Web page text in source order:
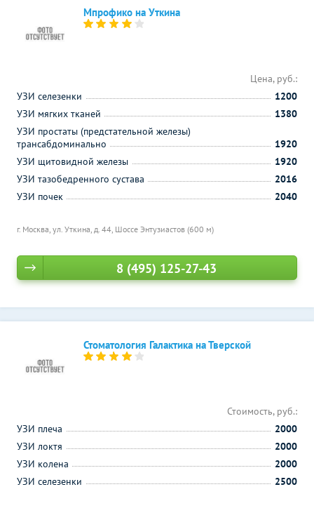
Мпрофико на Уткина
г. Москва, ул. Уткина, д. 44, Шоссе Энтузиастов (600 м)
Цена, руб.:
УЗИ селезенки
1200
УЗИ мягких тканей
1380
УЗИ простаты (предстательной железы)
трансабдоминально
1920
УЗИ щитовидной железы
1920
УЗИ тазобедренного сустава
2016
УЗИ почек
2040
8 (495) 125-27-43
Стоматология Галактика на Тверской
Стоимость, руб.:
УЗИ плеча
2000
УЗИ локтя
2000
УЗИ колена
2000
УЗИ селезенки
2500